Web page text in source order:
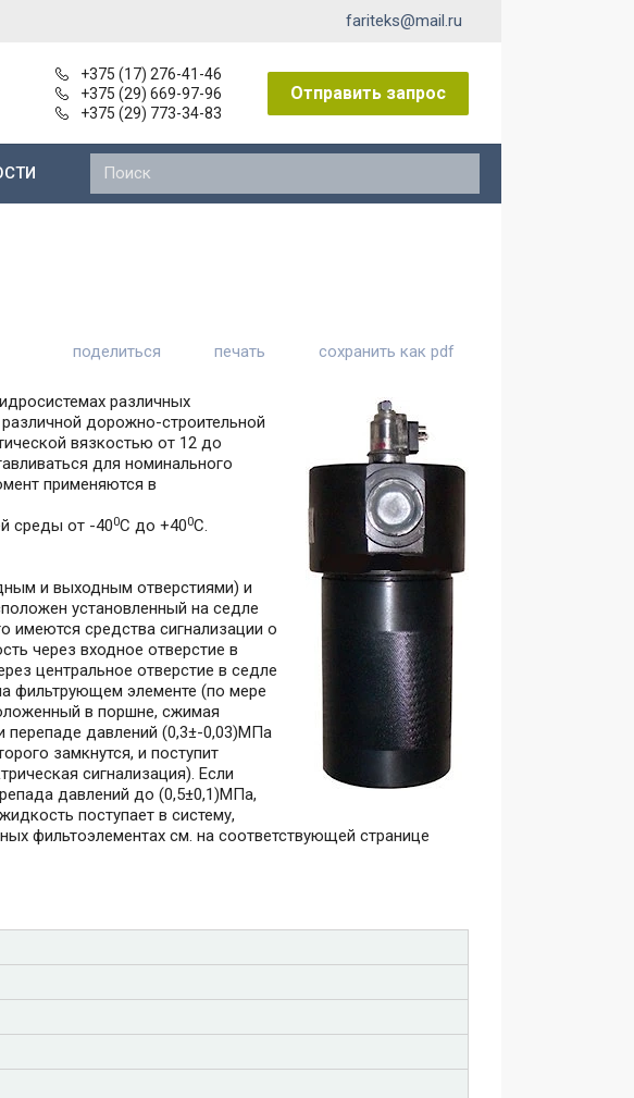
fariteks@mail.ru
+375 (17) 276-41-46
+375 (29) 669-97-96
+375 (29) 773-34-83
Отправить запрос
поделиться печать сохранить как pdf
различных
дорожно-строительной
вязкостью от 12 до
для номинального
применяются в
среды от -400С до +400С.
и выходным отверстиями) и
установленный на седле
имеются средства сигнализации о
через входное отверстие в
центральное отверстие в седле
фильтрующем элементе (по мере
в поршне, сжимая
перепаде давлений (0,3±-0,03)МПа
замкнутся, и поступит
сигнализация). Если
давлений до (0,5±0,1)МПа,
поступает в систему,
фильтоэлементах см. на соответствующей странице